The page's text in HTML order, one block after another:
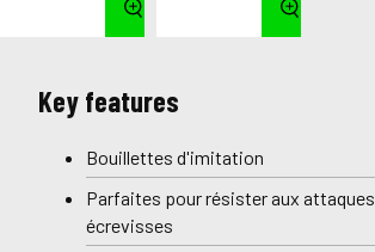
Key features
Bouillettes d'imitation
Parfaites pour résister aux
écrevisses